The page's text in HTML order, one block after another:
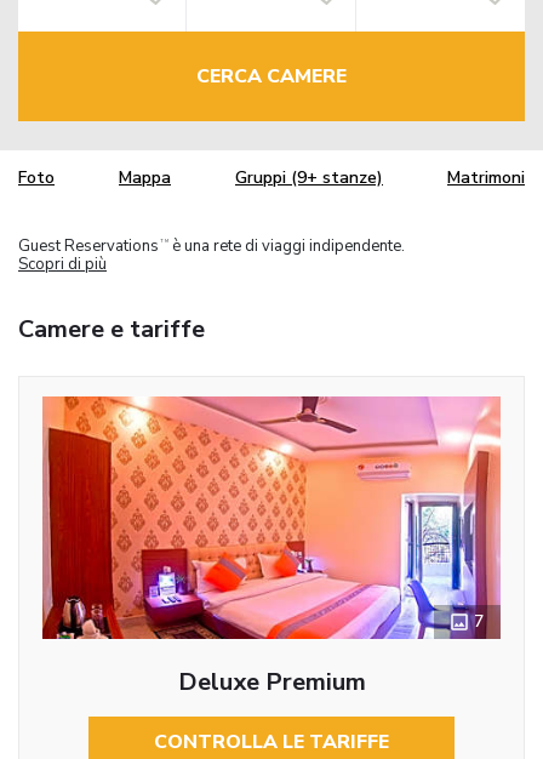
CERCA CAMERE
Foto Mappa Gruppi (9+ stanze) Matrimoni
Guest Reservations TM
è una rete di viaggi indipendente.
Scopri di più
Camere e tariffe
7
Deluxe Premium
CONTROLLA LE TARIFFE